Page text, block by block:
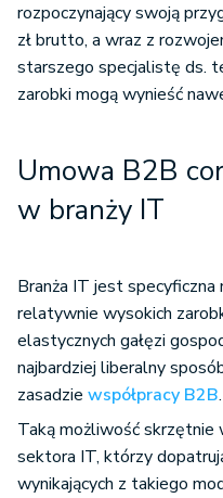
rozpoczynający swoją
zł brutto, a wraz z
starszego specjalistę ds.
zarobki mogą wynieść
Umowa B2B
w branży IT
Branża IT jest
relatywnie wysokich
elastycznych gałęzi
najbardziej liberalny
zasadzie współpracy B2B.
Taką możliwość skrzętnie
sektora IT, którzy
wynikających z takiego